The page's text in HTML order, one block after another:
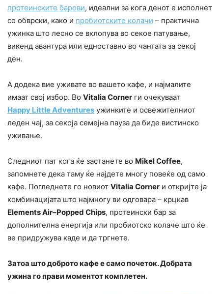
протеинските барови, идеални за кога денот е исполнет
со обврски, како и пробиотските колачи – практична
ужинка што лесно се вклопува во секое патување,
викенд авантура или едноставно во чантата за секој
ден.
А додека вие уживате во вашето кафе, и најмалите
имаат свој избор. Во Vitalia Corner ги очекуваат
Happy LittleAdventures ужинките и освежителниот
леден чај, за секоја семејна пауза да биде вистинско
уживање.
Следниот пат кога ќе застанете во MikelCoffee,
запомнете дека таму ќе најдете многу повеќе од само
кафе. Погледнете го новиот Vitalia Corner и откријте ја
комбинацијата што најмногу ви одговара – крцкав
ElementsAir–Popped Chips, протеински бар за
дополнителна енергија или пробиотско колаче што ќе
ве придружува каде и да тргнете.
Затоа што доброто кафе е само почеток. Добрата
ужина го прави моментот комплетен.